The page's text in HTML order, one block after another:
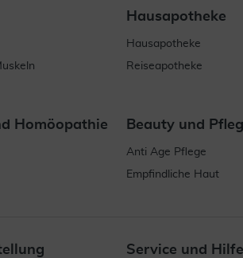
Hausapotheke
Hausapotheke
Reiseapotheke
Homöopathie Beauty und
Anti Age Pflege
Empfindliche Haut
Service und Hilfe